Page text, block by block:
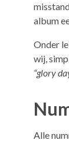
album
Onder
wij,
“glory
Alle